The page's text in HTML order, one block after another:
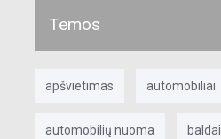
Temos
apšvietimas automobiliai
automobilių nuoma baldai